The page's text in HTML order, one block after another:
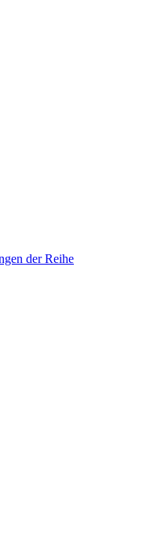
der Reihe